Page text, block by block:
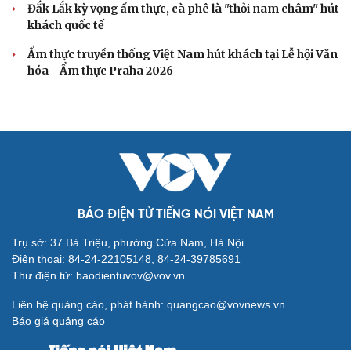
Đắk Lắk kỳ vọng ẩm thực, cà phê là "thỏi nam châm" hút
khách quốc tế
Ẩm thực truyền thống Việt Nam hút khách tại Lễ hội Văn
hóa - Ẩm thực Praha 2026
BÁO ĐIỆN TỬ TIẾNG NÓI VIỆT NAM
Trụ sở: 37 Bà Triệu, phường Cửa Nam, Hà Nội
Điện thoại: 84-24-22105148, 84-24-39785691
Thư điện tử: baodientuvov@vov.vn
Liên hệ quảng cáo, phát hành: quangcao@vovnews.vn
Báo giá quảng cáo